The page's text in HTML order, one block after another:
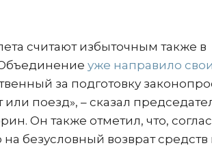
считают избыточным также в
уже направило свои
за подготовку
поезд», – сказал
Он также отметил, что,
безусловный возврат средств